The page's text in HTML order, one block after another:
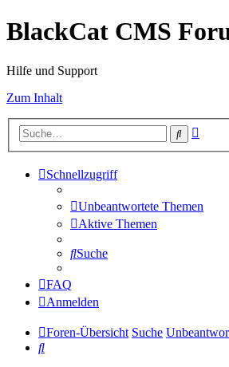
BlackCat CMS
Hilfe und Support
Zum Inhalt
Suche
Schnellzugriff
Unbeantwortete Themen
Aktive Themen
Suche
FAQ
Anmelden
Foren-Übersicht Suche
Suche